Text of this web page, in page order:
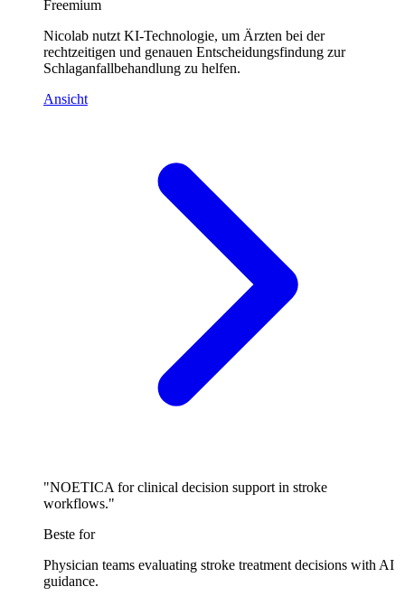
Freemium
Nicolab nutzt KI-Technologie, um Ärzten bei der
rechtzeitigen und genauen Entscheidungsfindung zur
Schlaganfallbehandlung zu helfen.
Ansicht
"NOETICA for clinical decision support in stroke
workflows."
Beste for
Physician teams evaluating stroke treatment decisions with AI
guidance.